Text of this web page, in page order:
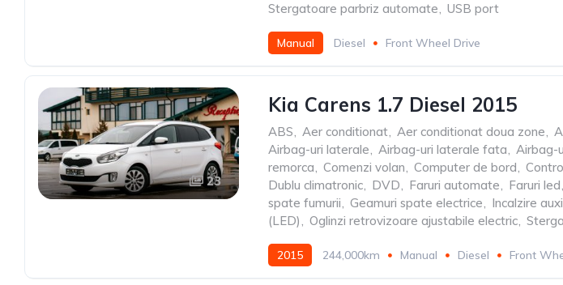
Stergatoare parbriz automate, USB port
Manual Diesel Front Wheel Drive
23
Kia Carens 1.7 Diesel 2015
ABS, Aer conditionat, Aer conditionat doua zone,
Airbag-uri laterale, Airbag-uri laterale fata, Airbag-
remorca, Comenzi volan, Computer de bord,
Dublu climatronic, DVD, Faruri automate, Faruri led,
spate fumurii, Geamuri spate electrice, Incalzire
(LED), Oglinzi retrovizoare ajustabile electric,
2015 244,000km Manual Diesel Front